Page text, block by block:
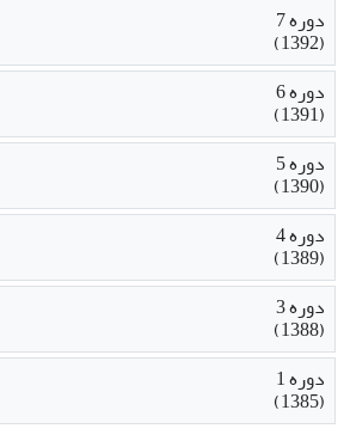
دوره 7
(1392)
دوره 6
(1391)
دوره 5
(1390)
دوره 4
(1389)
دوره 3
(1388)
دوره 1
(1385)